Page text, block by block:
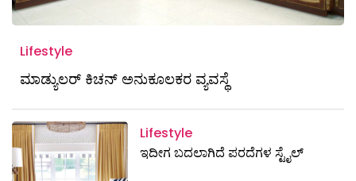
Lifestyle
ಮಾಡ್ಯುಲರ್ ಕಿಚನ್ ಅನುಕೂಲಕರ ವ್ಯವಸ್ಥೆ
Lifestyle
ಇದೀಗ ಬದಲಾಗಿದೆ ಪರದೆಗಳ ಸ್ಟೈಲ್